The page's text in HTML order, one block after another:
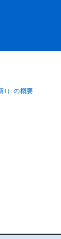
Ⅰ）の概要